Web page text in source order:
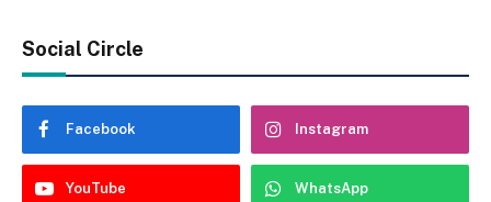
Social Circle
Facebook Instagram
YouTube WhatsApp